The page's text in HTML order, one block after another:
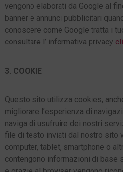
vengono elaborati da Google al
banner e annunci pubblicitari
conoscere come Google tratta i
consultare l’ informativa privacy
3. COOKIE
Questo sito utilizza cookies,
migliorare l’esperienza di
naviga di usufruire dei nostri
file di testo inviati dal nostro sito
computer, tablet, smartphone o
contengono informazioni di base